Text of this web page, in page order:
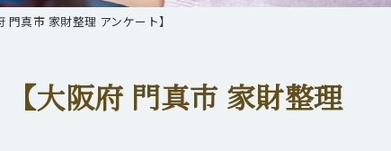
真市 家財整理 アンケート】
大阪府 門真市 家財整理